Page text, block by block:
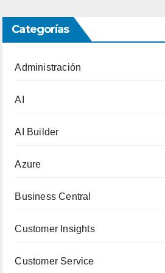
Categorías
Administración
AI
AI Builder
Azure
Business Central
Customer Insights
Customer Service